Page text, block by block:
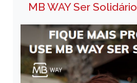
MB WAY Ser Solidário